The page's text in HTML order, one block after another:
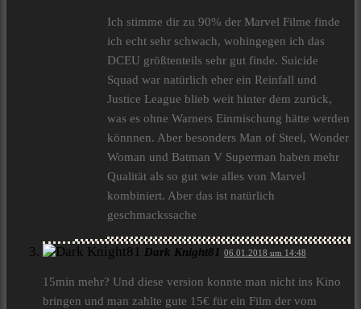
Ich stimme dir zu 90% der Marvel Filme finde
ich echt sehr schwach, wohingegen ich das
DCEU größtenteils sehr gut finde. Suicide
Squad war natürlich eher ein Reinfall und
Justice League blieb weit hinter dem zurück,
was es ohne Warners Einmischung hätte werden
könnnen. Aber besonders Man of Steel, Wonder
Woman und Batman V Superman haben mehr
Qualität als so gut wie alles von Marvel
kombiniert. Aber das ist natürlich
geschmackssache
Dark Knight81 06.01.2018 um 14:48
15min mehr? Und diese version konnte man nicht ins Kino
bringen und man zahlte gute 15€ für ein Film der vom